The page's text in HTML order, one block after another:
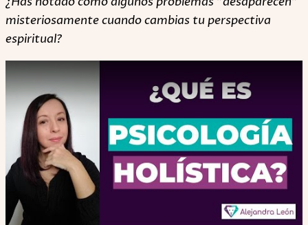
misteriosamente cuando cambias tu perspectiva
espiritual?
Play